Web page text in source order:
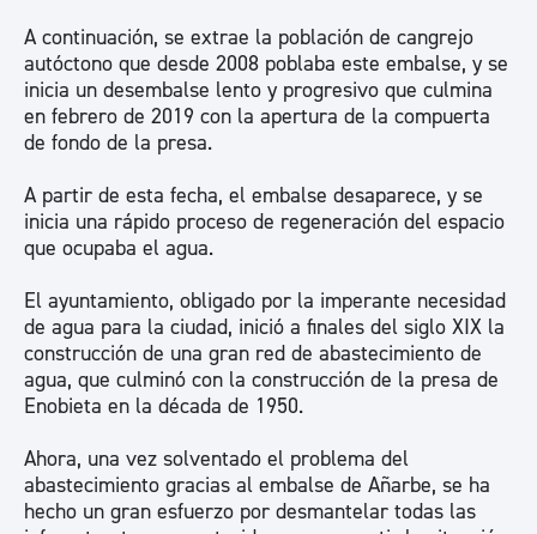
A continuación, se extrae la población de cangrejo
autóctono que desde 2008 poblaba este embalse, y se
inicia un desembalse lento y progresivo que culmina
en febrero de 2019 con la apertura de la compuerta
de fondo de la presa.
A partir de esta fecha, el embalse desaparece, y se
inicia una rápido proceso de regeneración del espacio
que ocupaba el agua.
El ayuntamiento, obligado por la imperante necesidad
de agua para la ciudad, inició a finales del siglo XIX la
construcción de una gran red de abastecimiento de
agua, que culminó con la construcción de la presa de
Enobieta en la década de 1950.
Ahora, una vez solventado el problema del
abastecimiento gracias al embalse de Añarbe, se ha
hecho un gran esfuerzo por desmantelar todas las